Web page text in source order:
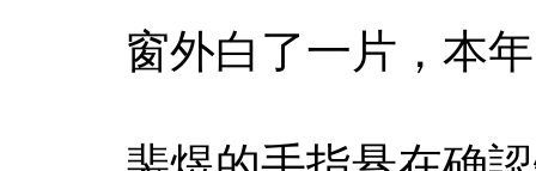
窗外白了一片，本